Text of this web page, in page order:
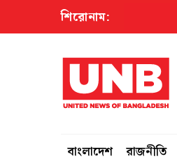
শিরোনাম:
বাংলাদেশ রাজনীতি